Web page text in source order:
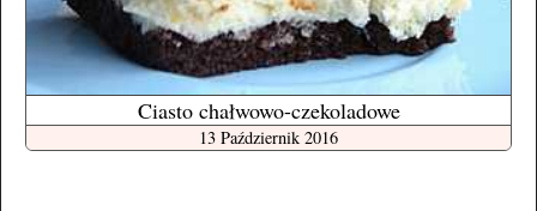
Ciasto chałwowo-czekoladowe
13 Październik 2016